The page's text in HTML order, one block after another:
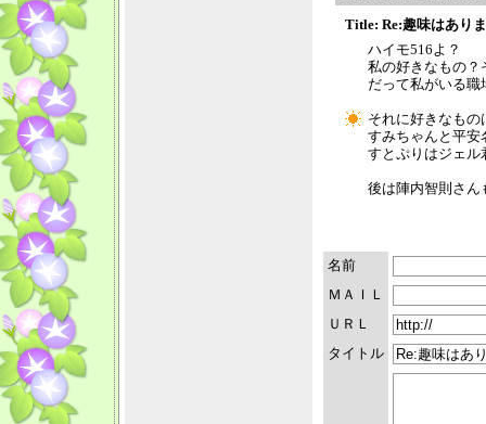
Title: Re:趣味はあり
ハイモ516よ？
私の好きなもの？
だって私がいる職
それに好きなも
すみちゃんと平安
すとぷりはジェル
後は陣内智則さん
名前
ＭＡＩＬ
ＵＲＬ
タイトル